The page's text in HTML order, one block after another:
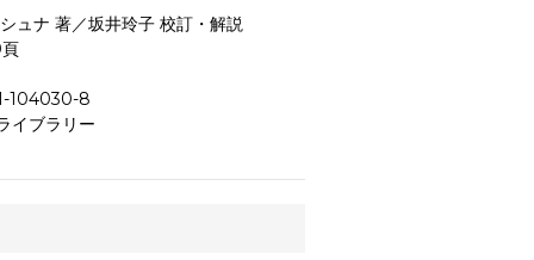
ュナ 著／坂井玲子 校訂・解説
104030-8
イブラリー